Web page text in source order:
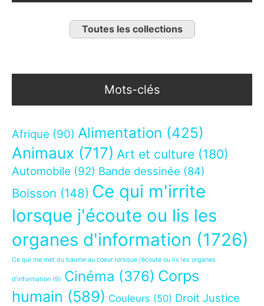
Toutes les collections
Mots-clés
Afrique (90) Alimentation (425)
Animaux (717) Art et culture (180)
Automobile (92) Bande dessinée (84)
Boisson (148) Ce qui m'irrite
lorsque j'écoute ou lis les
organes d'information (1726)
Ce qui me met du baume au coeur lorsque j’écoute ou lis les organes
d’information (9) Cinéma (376) Corps
humain (589) Couleurs (50) Droit Justice